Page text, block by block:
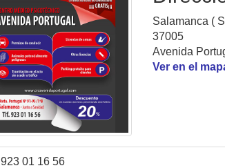
Salamanca (
37005
Avenida
Ver en el
923 01 16 56